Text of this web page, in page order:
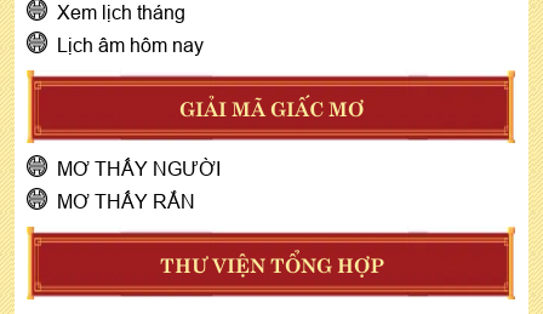
Xem lịch tháng
Lịch âm hôm nay
GIẢI MÃ GIẤC MƠ
MƠ THẤY NGƯỜI
MƠ THẤY RẮN
THƯ VIỆN TỔNG HỢP